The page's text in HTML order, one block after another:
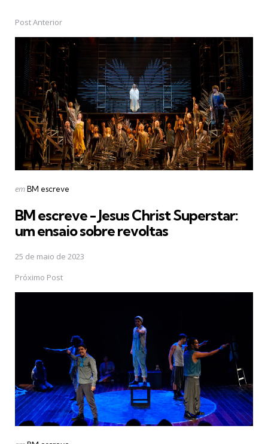
Post
navigation
Post Anterior
Postado
emBM escreve
BM escreve - Jesus Christ Superstar:
um ensaio sobre revoltas
25 de maio de 2023
Próximo Post